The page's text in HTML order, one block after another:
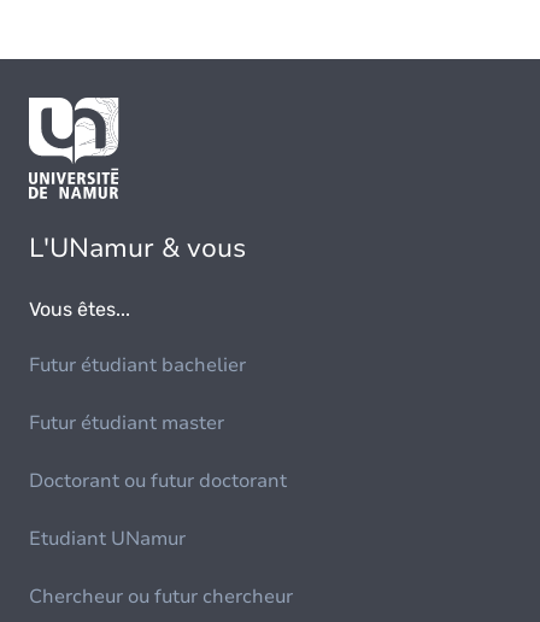
L'UNamur & vous
Vous êtes...
Futur étudiant bachelier
Futur étudiant master
Doctorant ou futur doctorant
Etudiant UNamur
Chercheur ou futur chercheur